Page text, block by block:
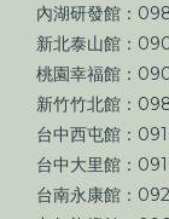
內湖研發館：
新北泰山館：
桃園幸福館：
新竹竹北館：
台中西屯館：
台中大里館：
台南永康館：